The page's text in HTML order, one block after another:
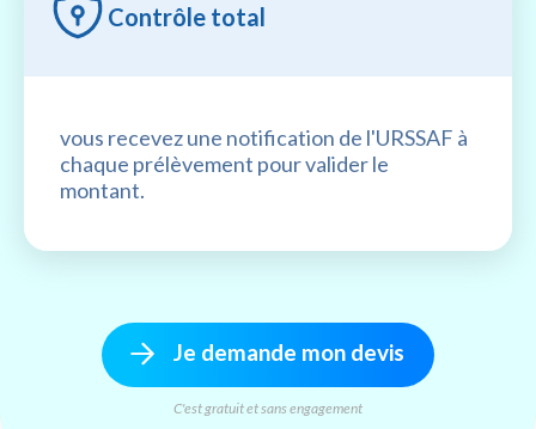
Contrôle total
vous recevez une notification de l'URSSAF à
chaque prélèvement pour valider le
montant.
Je demande mon devis
C'est gratuit et sans engagement